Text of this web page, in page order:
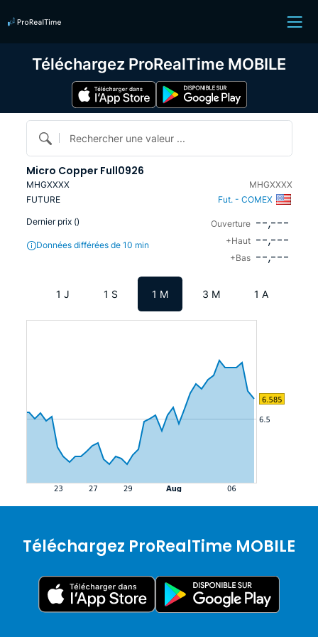
Rechercher une valeur ...
Micro Copper Full0926
MHGXXXX
MHGXXXX
FUTURE
Fut. - COMEX
Dernier prix ()
Données différées de 10 min
Ouverture --,---
+Haut --,---
+Bas --,---
1 J 1 S 1 M 3 M 1 A
Téléchargez ProRealTime MOBILE
Téléchargez ProRealTime MOBILE